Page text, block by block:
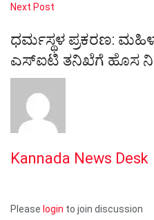
Next Post
ಧರ್ಮಸ್ಥಳ ಪ್ರಕರಣ:
ಎಸ್‌ಐಟಿ ತನಿಖೆಗೆ ಹೊಸ
Kannada News Desk
Please login to join discussion